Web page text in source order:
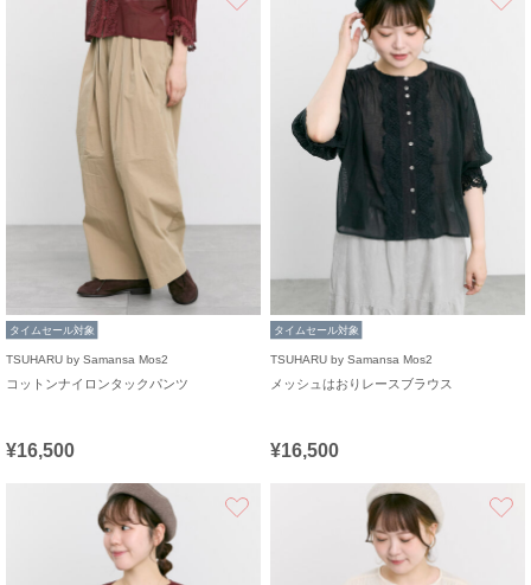
タイムセール対象
TSUHARU by Samansa Mos2
コットンナイロンタックパンツ
¥16,500
タイムセール対象
TSUHARU by Samansa Mos2
メッシュはおりレースブラウス
¥16,500